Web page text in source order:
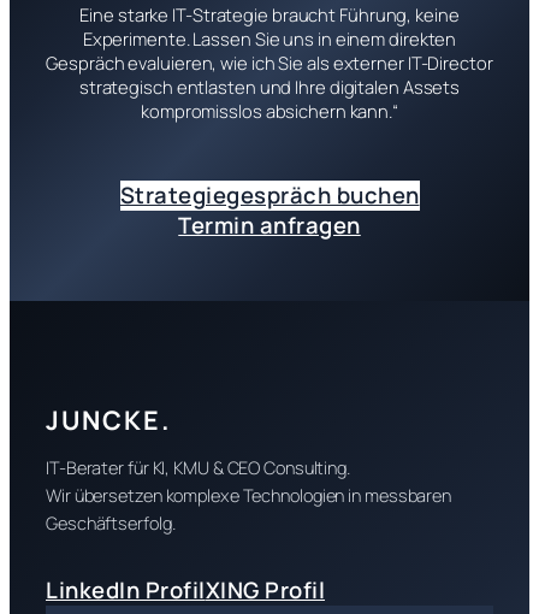
Eine starke IT-Strategie braucht Führung, keine
Experimente. Lassen Sie uns in einem direkten
Gespräch evaluieren, wie ich Sie als externer IT-Director
strategisch entlasten und Ihre digitalen Assets
kompromisslos absichern kann.“
Strategiegespräch buchen
Termin anfragen
JUNCKE.
IT-Berater für KI, KMU & CEO Consulting.
Wir übersetzen komplexe Technologien in messbaren
Geschäftserfolg.
LinkedIn ProfilXING Profil